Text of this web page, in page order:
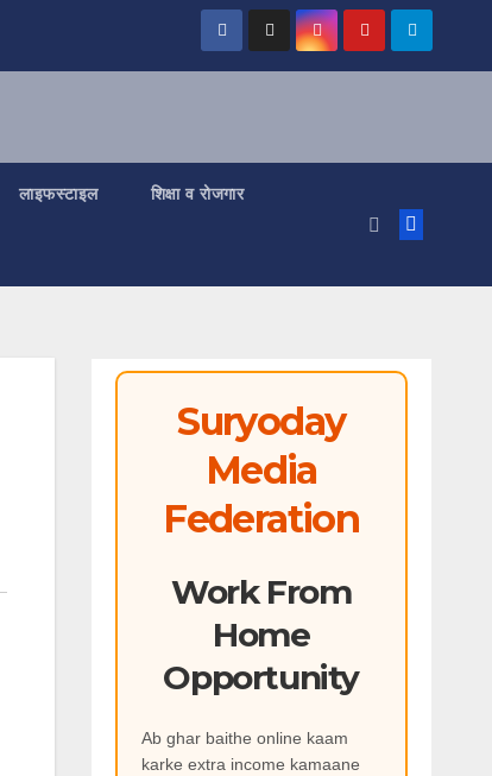
लाइफस्टाइल शिक्षा व रोजगार
Suryoday
Media
Federation
Work From
Home
Opportunity
Ab ghar baithe online kaam
karke extra income kamaane